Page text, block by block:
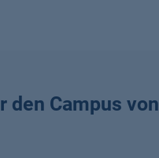
den Campus von